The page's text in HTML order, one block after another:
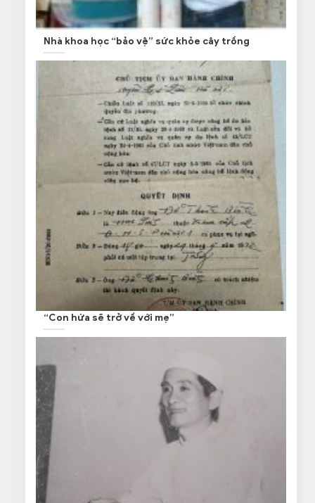
Nhà khoa học “bảo vệ” sức khỏe cây trồng
“Con hứa sẽ trở về với mẹ”